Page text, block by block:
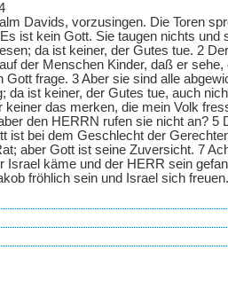
Davids, vorzusingen. Die Toren
ist kein Gott. Sie taugen nichts und
da ist keiner, der Gutes tue. 2
der Menschen Kinder, daß er
Gott frage. 3 Aber sie sind alle
da ist keiner, der Gutes tue, auch
keiner das merken, die mein Volk
den HERRN rufen sie nicht an? 5
ist bei dem Geschlecht der
aber Gott ist seine Zuversicht. 7
Israel käme und der HERR sein
fröhlich sein und Israel sich freuen.